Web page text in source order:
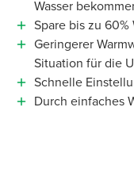
Wasser
Spare bis zu
Geringerer
Situation für die
Schnelle
Durch einfaches